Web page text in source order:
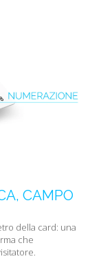
CAMPO
della card: una
che